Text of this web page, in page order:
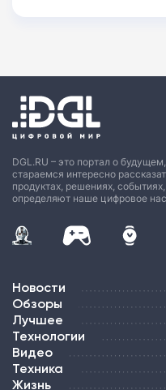
DGL.RU – это портал о
стараемся интересно
продуктах, решениях,
определяют наше цифровое
Новости
Обзоры
Лучшее
Технологии
Видео
Техника
Жизнь